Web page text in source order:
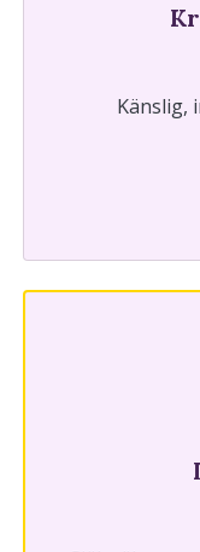
Känslig,